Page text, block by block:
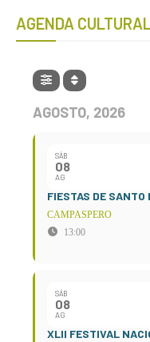
AGENDA
AGOSTO, 2026
SÁB
08
AG
FIESTAS DE SANTO
CAMPASPERO
13:00
SÁB
08
AG
XLII FESTIVAL